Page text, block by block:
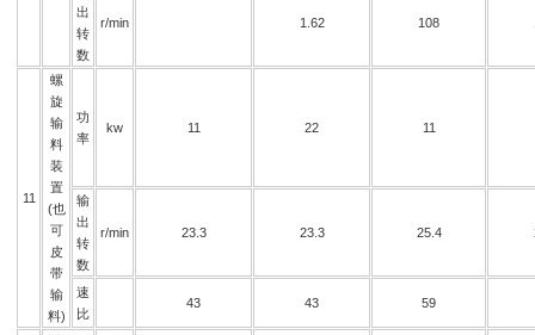
出
转
数
r/min 1.62 108
11
螺
旋
输
料
装
置
(也
可
皮
带
输
料)
功
率
kw 11 22 11
输
出
转
数
r/min 23.3 23.3 25.4
速
比
43 43 59